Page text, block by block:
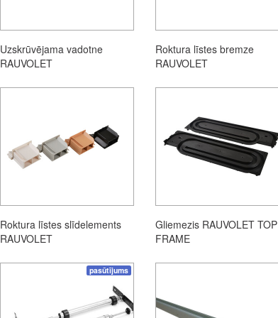
Uzskrūvējama vadotne
RAUVOLET
Roktura līstes bremze
RAUVOLET
Roktura līstes slīdelements
RAUVOLET
Gliemezis RAUVOLET TOP
FRAME
pasūtījums